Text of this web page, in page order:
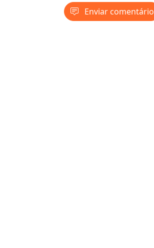
Enviar comentário